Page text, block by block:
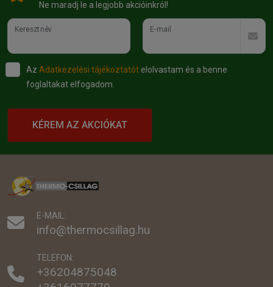
Ne maradj le a legjobb akcióinkról!
Keresztnév E-mail
Az Adatkezelési tájékoztatót elolvastam és a benne
foglaltakat elfogadom.
KÉREM AZ AKCIÓKAT
E-MAIL:
info@thermocsillag.hu
TELEFON:
+36204875048